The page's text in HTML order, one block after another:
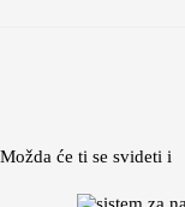
Možda će ti se svideti i